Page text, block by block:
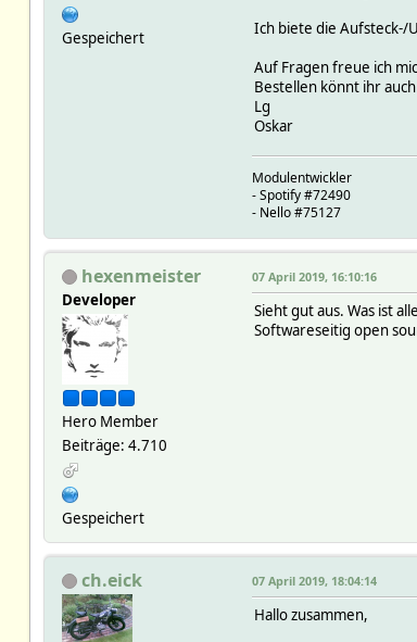
Gespeichert
Ich biete die Aufsteck-/
Auf Fragen freue ich
Bestellen könnt ihr
Lg
Oskar
Modulentwickler
- Spotify #72490
- Nello #75127
hexenmeister
Developer
Hero Member
Beiträge: 4.710
Gespeichert
07 April 2019, 16:10:16
Sieht gut aus. Was ist
Softwareseitig open
ch.eick 07 April 2019, 18:04:14
Hallo zusammen,